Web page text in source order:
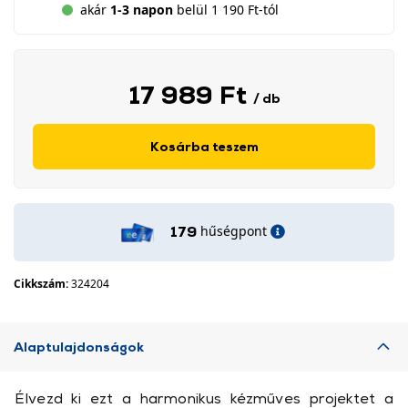
akár 1-3 napon belül 1 190 Ft-tól
17 989 Ft / db
Kosárba teszem
179 hűségpont
Cikkszám:324204
Alaptulajdonságok
Élvezd ki ezt a harmonikus kézműves projektet a